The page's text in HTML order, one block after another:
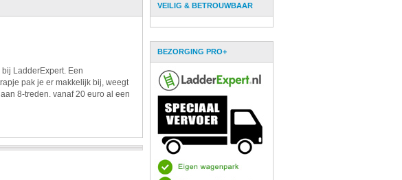
LadderExpert. Een
pak je er makkelijk bij, weegt
8-treden. vanaf 20 euro al een
VEILIG & BETROUWBAAR
BEZORGING PRO+